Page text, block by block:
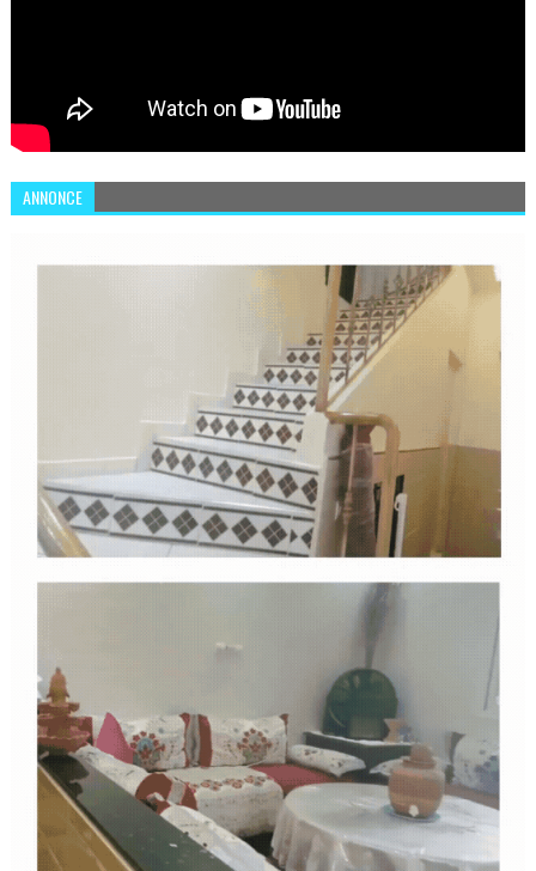
ANNONCE